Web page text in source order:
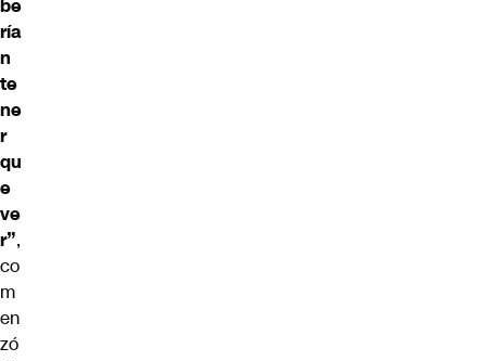
be
ría
n
te
ne
r
qu
e
ve
r”,
co
m
en
zó